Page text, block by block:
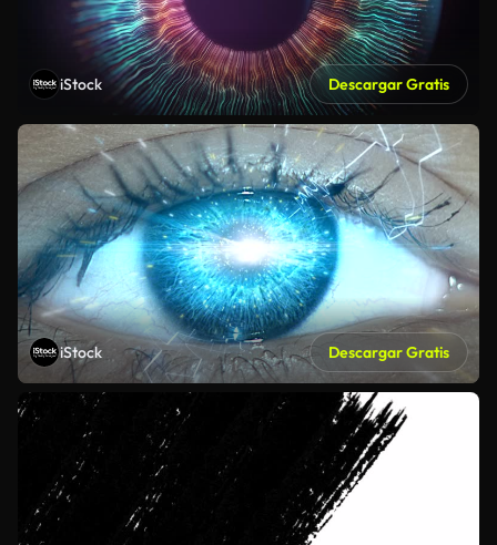
iStock Descargar Gratis
iStock Descargar Gratis